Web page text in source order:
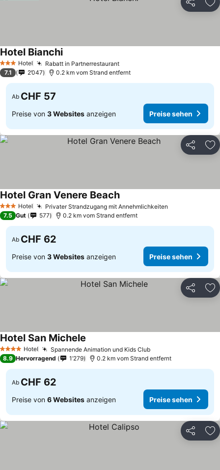
Teilen
3 SterneHotel Rabatt in Partnerrestaurant
Hotel Bianchi
7.1 2’047 0.2 km vom Strand entfernt
Ab CHF 57
Preise von 3 Websites anzeigen Preise sehen
Teilen
3 SterneHotel Privater Strandzugang mit Annehmlichkeiten
Hotel Gran Venere Beach
7.5 Gut 577 0.2 km vom Strand entfernt
Ab CHF 62
Preise von 3 Websites anzeigen Preise sehen
Teilen
4 Sterne Hotel Spannende Animation und Kids Club
Hotel San Michele
8.9 Hervorragend 1’279 0.2 km vom Strand entfernt
Ab CHF 62
Preise von 6 Websites anzeigen Preise sehen
Teilen